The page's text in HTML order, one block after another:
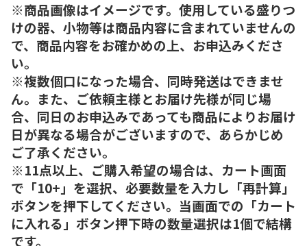
※商品画像はイメージです。使用している盛りつ
けの器、小物等は商品内容に含まれていませんの
で、商品内容をお確かめの上、お申込みくださ
い。
※複数個口になった場合、同時発送はできませ
ん。また、ご依頼主様とお届け先様が同じ場
合、同日のお申込みであっても商品によりお届け
日が異なる場合がございますので、あらかじめ
ご了承ください。
※11点以上、ご購入希望の場合は、カート画面
で「10+」を選択、必要数量を入力し「再計算」
ボタンを押下してください。当画面での「カート
に入れる」ボタン押下時の数量選択は1個で結構
です。